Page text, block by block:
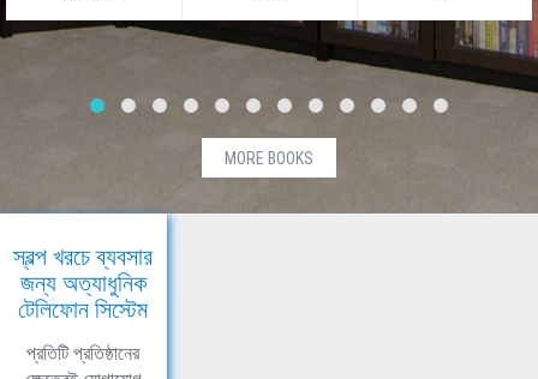
MORE BOOKS
স্বল্প খরচে ব্যবসার
জন্য অত্যাধুনিক
টেলিফোন সিস্টেম
প্রতিটি প্রতিষ্ঠানের